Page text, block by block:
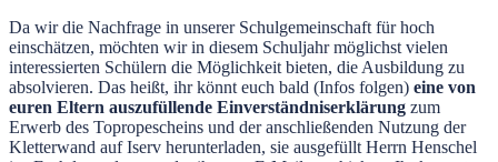
Da wir die Nachfrage in unserer Schulgemeinschaft für hoch
einschätzen, möchten wir in diesem Schuljahr möglichst vielen
interessierten Schülern die Möglichkeit bieten, die Ausbildung zu
absolvieren. Das heißt, ihr könnt euch bald (Infos folgen) eine von
euren Eltern auszufüllende Einverständniserklärung zum
Erwerb des Topropescheins und der anschließenden Nutzung der
Kletterwand auf Iserv herunterladen, sie ausgefüllt Herrn Henschel